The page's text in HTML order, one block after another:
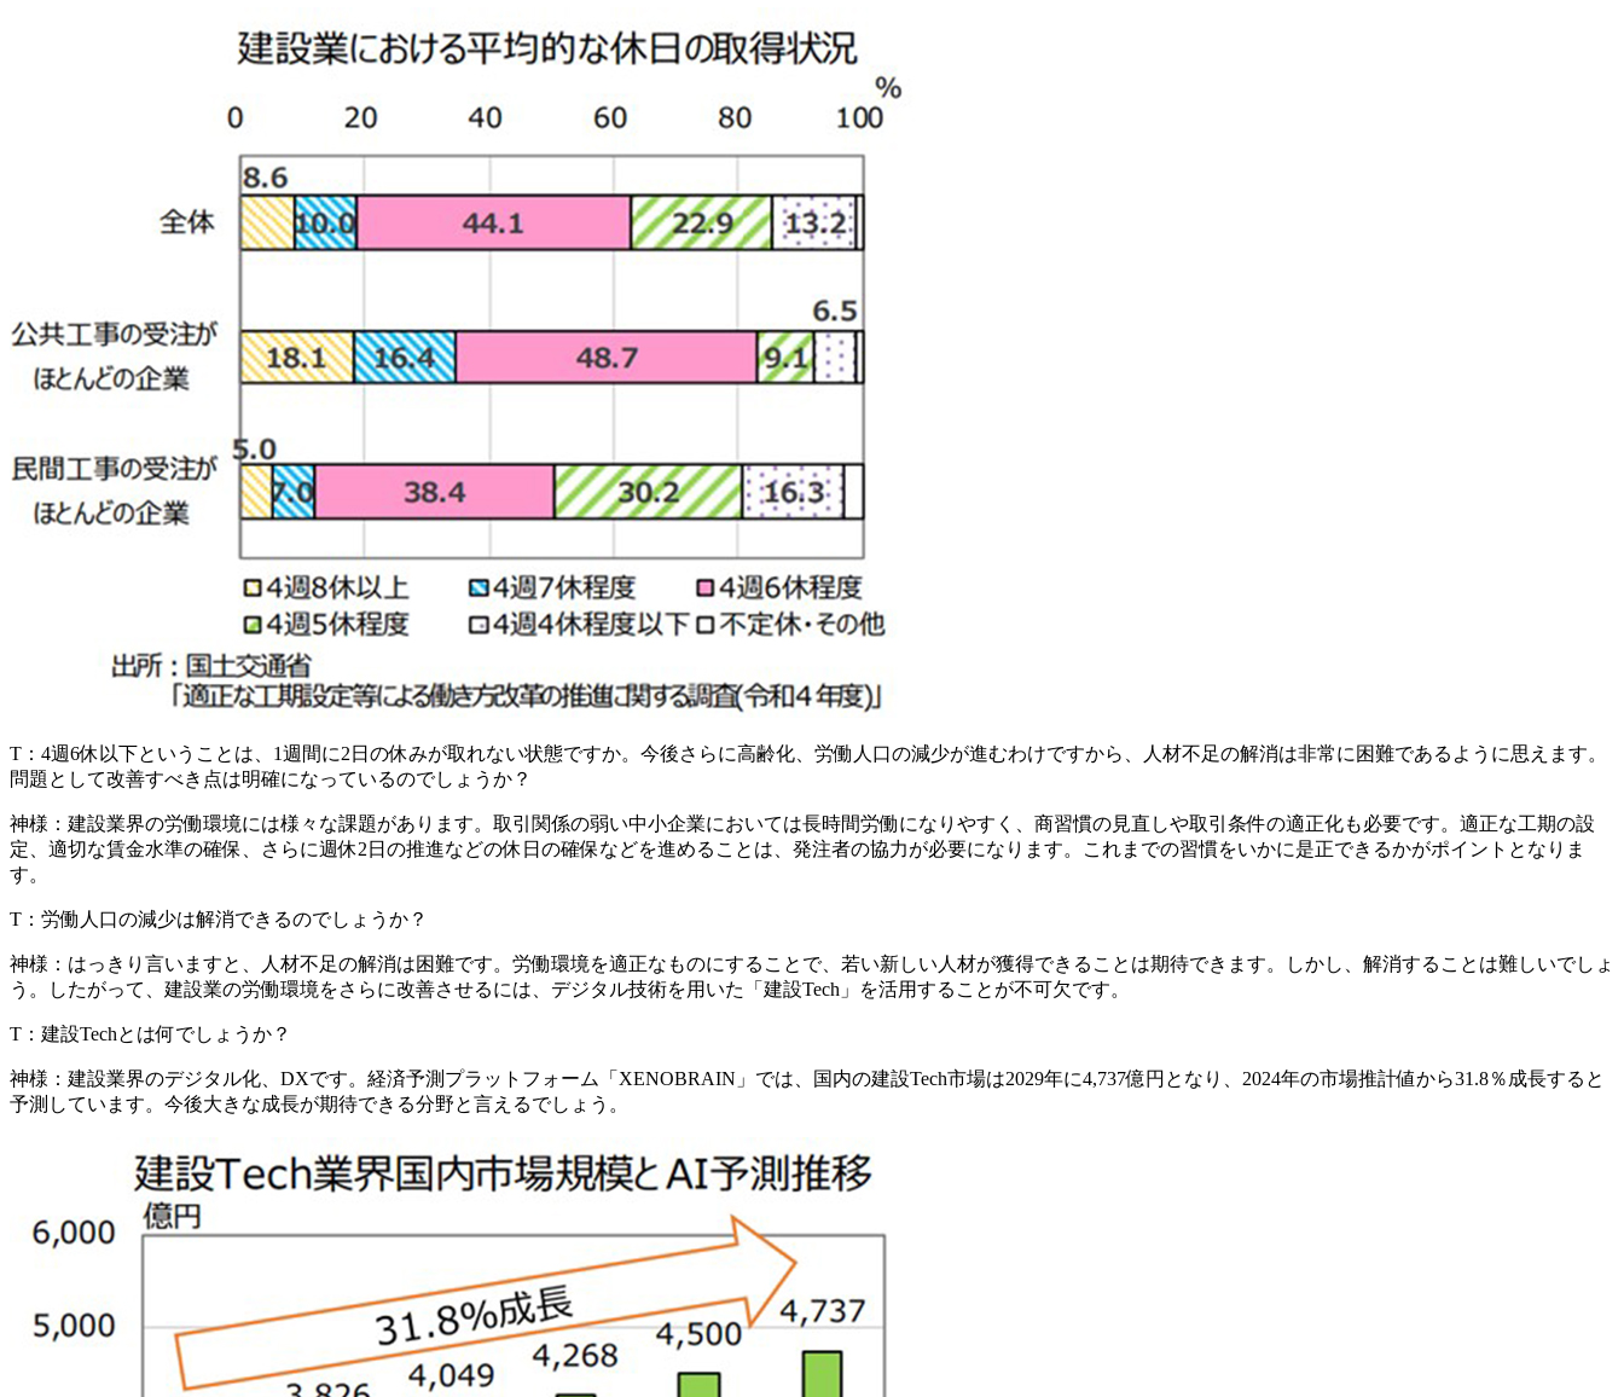
T： 4週6休以下ということは、1週間に2日の休みが取れない状態ですか。今後さらに高齢化、労働人口の減少が進むわけですから、人材不足の解消は非常に困難であるように思えます。
問題として改善すべき点は明確になっているのでしょうか？
神様： 建設業界の労働環境には様々な課題があります。取引関係の弱い中小企業においては長時間労働になりやすく、商習慣の見直しや取引条件の適正化も必要です。適正な工期の設
定、適切な賃金水準の確保、さらに週休2日の推進などの休日の確保などを進めることは、発注者の協力が必要になります。これまでの習慣をいかに是正できるかがポイントとなりま
す。
T： 労働人口の減少は解消できるのでしょうか？
神様： はっきり言いますと、人材不足の解消は困難です。労働環境を適正なものにすることで、若い新しい人材が獲得できることは期待できます。しかし、解消することは難しいでしょ
う。したがって、 建設業の労働環境をさらに改善させるには、デジタル技術を用いた「建設Tech」を活用することが不可欠です。
T： 建設Techとは何でしょうか？
神様： 建設業界のデジタル化、DXです。経済予測プラットフォーム「XENOBRAIN」では、国内の建設Tech市場は2029年に4,737億円となり、2024年の市場推計値から31.8％成長すると
予測しています。今後大きな成長が期待できる分野と言えるでしょう。